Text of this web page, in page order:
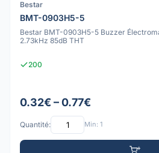
Bestar
BMT-0903H5-5
Bestar BMT-0903H5-5 Buzzer
2.73kHz 85dB THT
200
0.32€ – 0.77€
Quantité: Min: 1